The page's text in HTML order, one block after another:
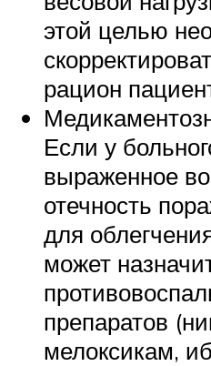
этой целью
рацион
Если у
выраженное
отечность
для
может
препаратов
мелоксикам,